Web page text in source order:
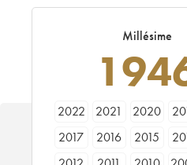
Millésime
2022 2021 2020
2017
2016 2015